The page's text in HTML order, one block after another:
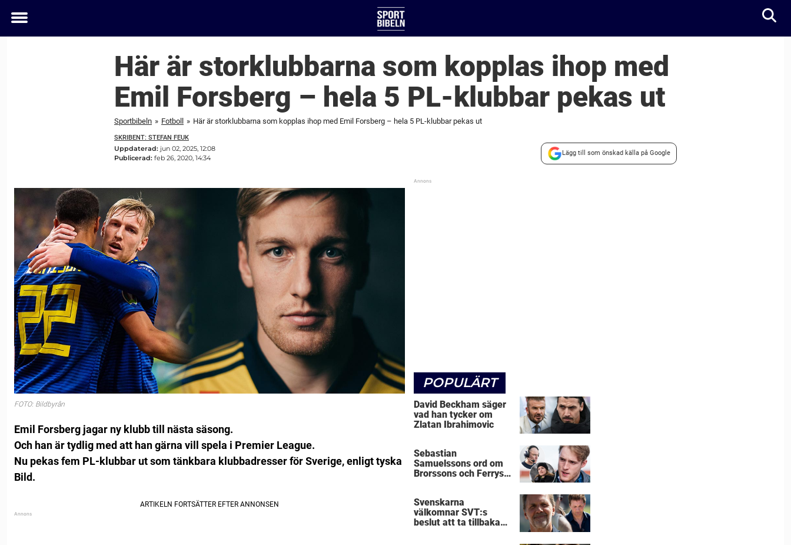
Toggle
Här är storklubbarna som kopplas ihop med
Emil Forsberg – hela 5 PL-klubbar pekas ut
Sportbibeln » Fotboll » Här är storklubbarna som kopplas ihop med Emil Forsberg – hela 5 PL-klubbar pekas ut
SKRIBENT: STEFAN FEUK
Uppdaterad: jun 02, 2025, 12:08
Publicerad: feb 26, 2020, 14:34
Lägg till som önskad källa på Google
FOTO: Bildbyrån
Emil Forsberg jagar ny klubb till nästa säsong.
Och han är tydlig med att han gärna vill spela i Premier League.
Nu pekas fem PL-klubbar ut som tänkbara klubbadresser för Sverige, enligt tyska
Bild.
POPULÄRT
David Beckham säger
vad han tycker om
Zlatan Ibrahimovic
Sebastian
Samuelssons ord om
Brorssons och Ferrys
Svenskarna
välkomnar SVT:s
beslut att ta tillbaka